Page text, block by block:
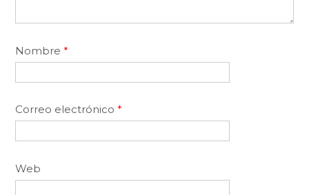
Nombre *
Correo electrónico *
Web